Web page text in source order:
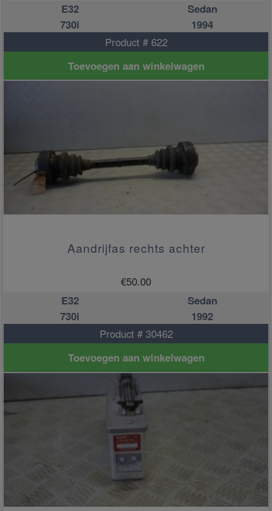
E32
Sedan
730i
1994
Product # 622
Toevoegen aan winkelwagen
Aandrijfas rechts achter
€50.00
E32
Sedan
730i
1992
Product # 30462
Toevoegen aan winkelwagen